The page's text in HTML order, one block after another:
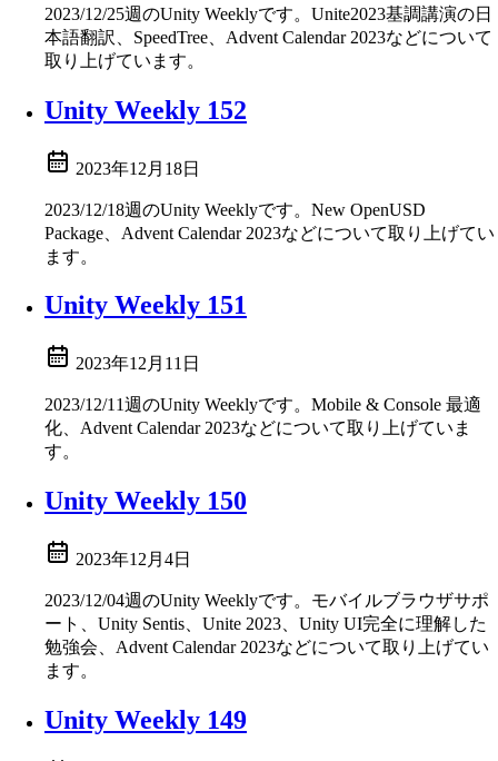
2023/12/25週のUnity Weeklyです。Unite2023基調講演の日
本語翻訳、SpeedTree、Advent Calendar 2023などについて
取り上げています。
Unity Weekly 152
2023年12月18日
2023/12/18週のUnity Weeklyです。New OpenUSD
Package、Advent Calendar 2023などについて取り上げてい
ます。
Unity Weekly 151
2023年12月11日
2023/12/11週のUnity Weeklyです。Mobile & Console 最適
化、Advent Calendar 2023などについて取り上げていま
す。
Unity Weekly 150
2023年12月4日
2023/12/04週のUnity Weeklyです。モバイルブラウザサポ
ート、Unity Sentis、Unite 2023、Unity UI完全に理解した
勉強会、Advent Calendar 2023などについて取り上げてい
ます。
Unity Weekly 149